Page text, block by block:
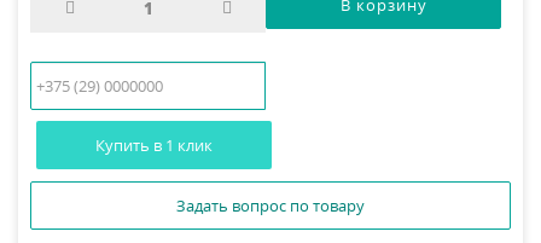
Купить в 1 клик
Задать вопрос по товару